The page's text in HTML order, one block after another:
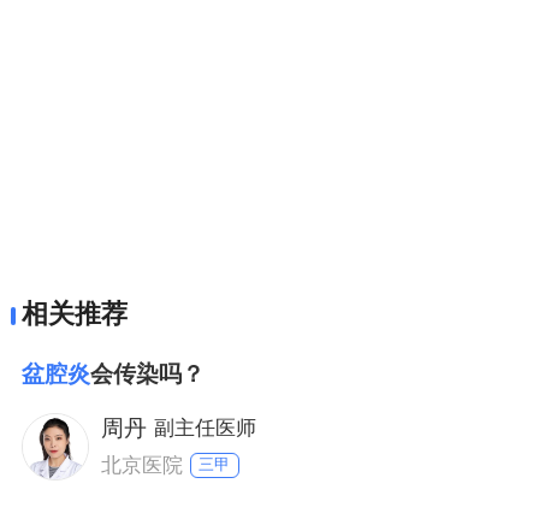
相关推荐
盆腔炎会传染吗？
周丹 副主任医师
北京医院
三甲